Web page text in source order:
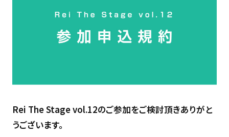
Rei The Stage vol.12のご参加をご検討頂きありがと
うございます。